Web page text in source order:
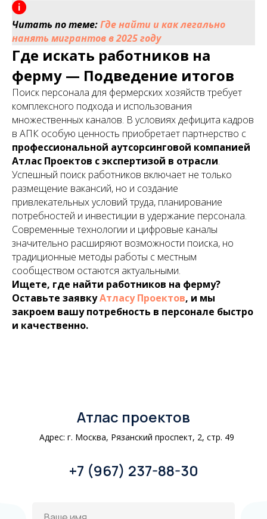
Читать по теме:Где найти и как легально
нанять мигрантов в 2025 году
Где искать работников на
ферму — Подведение итогов
Поиск персонала для фермерских хозяйств требует
комплексного подхода и использования
множественных каналов. В условиях дефицита кадров
в АПК особую ценность приобретает партнерство с
профессиональной аутсорсинговой компанией
Атлас Проектов с экспертизой в отрасли.
Успешный поиск работников включает не только
размещение вакансий, но и создание
привлекательных условий труда, планирование
потребностей и инвестиции в удержание персонала.
Современные технологии и цифровые каналы
значительно расширяют возможности поиска, но
традиционные методы работы с местным
сообществом остаются актуальными.
Ищете, где найти работников на ферму?
Оставьте заявкуАтласу Проектов, и мы
закроем вашу потребность в персонале быстро
и качественно.
+7 (967) 237-88-30
Атлас проектов
Адрес: г. Москва, Рязанский проспект, 2, стр. 49